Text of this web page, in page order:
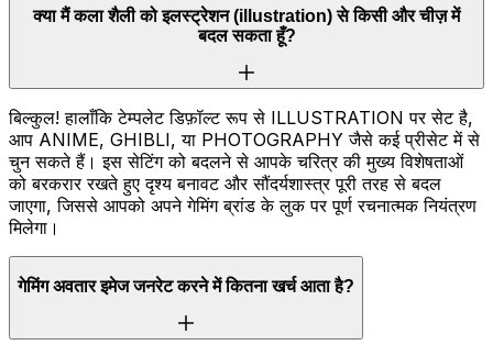
क्या मैं कला शैली को इलस्ट्रेशन (illustration) से किसी और चीज़ में
बदल सकता हूँ?
बिल्कुल! हालाँकि टेम्पलेट डिफ़ॉल्ट रूप से ILLUSTRATION पर सेट है,
आप ANIME, GHIBLI, या PHOTOGRAPHY जैसे कई प्रीसेट में से
चुन सकते हैं। इस सेटिंग को बदलने से आपके चरित्र की मुख्य विशेषताओं
को बरकरार रखते हुए दृश्य बनावट और सौंदर्यशास्त्र पूरी तरह से बदल
जाएगा, जिससे आपको अपने गेमिंग ब्रांड के लुक पर पूर्ण रचनात्मक नियंत्रण
मिलेगा।
गेमिंग अवतार इमेज जनरेट करने में कितना खर्च आता है?